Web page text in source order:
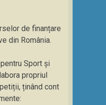
de finanțare
din România.
Sport și
propriul
ținând cont